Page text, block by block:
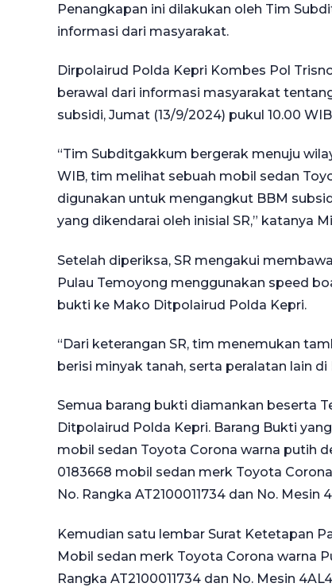
Penangkapan ini dilakukan oleh Tim
informasi dari masyarakat.
Dirpolairud Polda Kepri Kombes Pol
berawal dari informasi masyarakat
subsidi, Jumat (13/9/2024) pukul 10.00
“Tim Subditgakkum bergerak menuju
WIB, tim melihat sebuah mobil sedan
digunakan untuk mengangkut BBM
yang dikendarai oleh inisial SR,” katanya
Setelah diperiksa, SR mengakui
Pulau Temoyong menggunakan speed
bukti ke Mako Ditpolairud Polda Kepri.
“Dari keterangan SR, tim menemukan
berisi minyak tanah, serta peralatan lain
Semua barang bukti diamankan beserta
Ditpolairud Polda Kepri. Barang Bukti
mobil sedan Toyota Corona warna putih
0183668 mobil sedan merk Toyota
No. Rangka AT2100011734 dan No. Mesin
Kemudian satu lembar Surat Ketetapan
Mobil sedan merk Toyota Corona warna
Rangka AT2100011734 dan No. Mesin